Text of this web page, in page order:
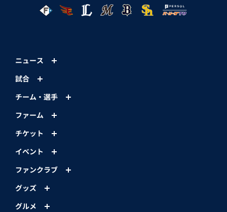
ニュース
試合
チーム・選手
ファーム
チケット
イベント
ファンクラブ
グッズ
グルメ